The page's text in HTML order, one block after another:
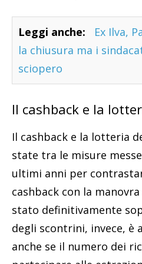
Leggi anche:
Ex Ilva,
la chiusura ma i
sciopero
Il cashback e la
Il cashback e la lotteria
state tra le misure
ultimi anni per
cashback con la
stato definitivamente
degli scontrini, invece, è
anche se il numero dei